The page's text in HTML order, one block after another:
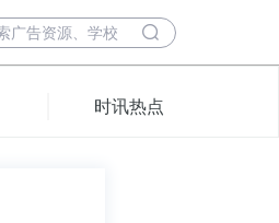
时讯热点